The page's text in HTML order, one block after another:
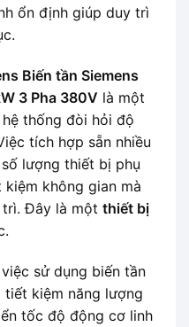
ổn định giúp duy trì
Biến tần Siemens
3 Pha 380V là một
thống đòi hỏi độ
tích hợp sẵn nhiều
lượng thiết bị phụ
không gian mà
Đây là một thiết bị
sử dụng biến tần
tiết kiệm năng lượng
tốc độ động cơ linh